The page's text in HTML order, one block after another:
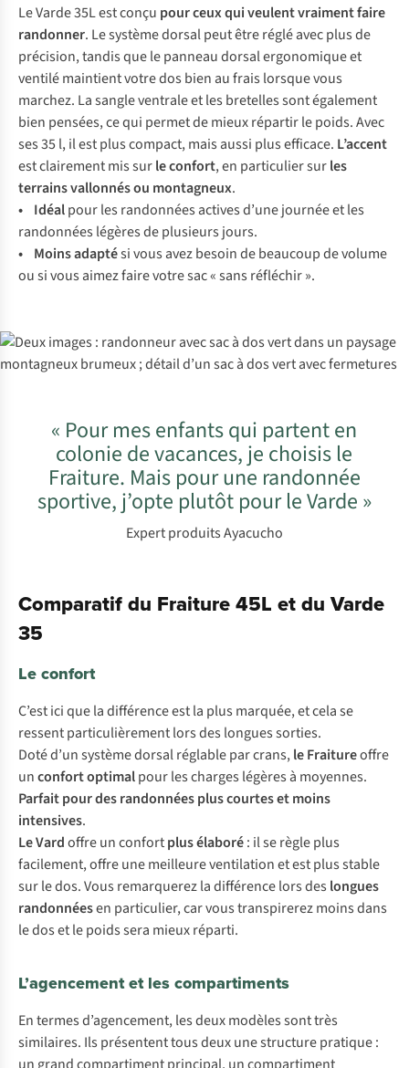
Le Varde 35L est conçu pour ceux qui veulent vraiment faire
randonner. Le système dorsal peut être réglé avec plus de
précision, tandis que le panneau dorsal ergonomique et
ventilé maintient votre dos bien au frais lorsque vous
marchez. La sangle ventrale et les bretelles sont également
bien pensées, ce qui permet de mieux répartir le poids. Avec
ses 35 l, il est plus compact, mais aussi plus efficace. L’accent
est clairement mis surle confort, en particulier surles
terrains vallonnés ou montagneux.
• Idéalpour les randonnées actives d’une journée et les
randonnées légères de plusieurs jours.
• Moins adaptési vous avez besoin de beaucoup de volume
ou si vous aimez faire votre sac « sans réfléchir ».
« Pour mes enfants qui partent en
colonie de vacances, je choisis le
Fraiture. Mais pour une randonnée
sportive, j’opte plutôt pour le Varde »
Expert produits Ayacucho
Comparatif du Fraiture 45L et du Varde
35
Le confort
C’est ici que la différence est la plus marquée, et cela se
ressent particulièrement lors des longues sorties.
Doté d’un système dorsal réglable par crans,le Fraitureoffre
unconfort optimalpour les charges légères à moyennes.
Parfait pour des randonnées plus courtes et moins
intensives.
Le Vardoffre un confortplus élaboré: il se règle plus
facilement, offre une meilleure ventilation et est plus stable
sur le dos. Vous remarquerez la différence lors des longues
randonnéesen particulier, car vous transpirerez moins dans
le dos et le poids sera mieux réparti.
L’agencement et les compartiments
En termes d’agencement, les deux modèles sont très
similaires. Ils présentent tous deux une structure pratique :